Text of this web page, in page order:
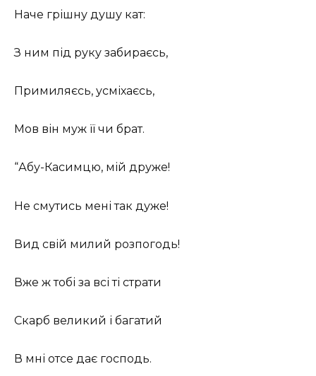
Наче грішну душу кат:
З ним під руку забираєсь,
Примиляєсь, усміхаєсь,
Мов він муж її чи брат.
“Абу-Касимцю, мій друже!
Не смутись мені так дуже!
Вид свій милий розпогодь!
Вже ж тобі за всі ті страти
Скарб великий і багатий
В мні отсе дає господь.